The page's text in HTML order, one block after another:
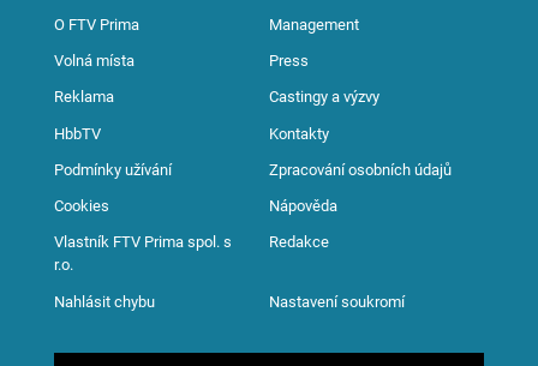
O FTV Prima Management
Volná místa Press
Reklama Castingy a výzvy
HbbTV Kontakty
Podmínky užívání Zpracování osobních údajů
Cookies Nápověda
Vlastník FTV Prima spol. s
r.o.
Redakce
Nahlásit chybu Nastavení soukromí